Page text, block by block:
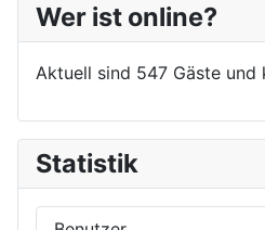
Wer ist online?
Aktuell sind 547 Gäste
Statistik